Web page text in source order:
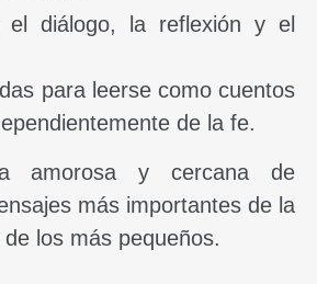
el diálogo, la reflexión y el
para leerse como cuentos
de la fe.
amorosa y cercana de
más importantes de la
los más pequeños.